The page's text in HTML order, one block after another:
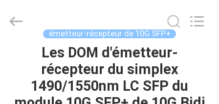
MAISON
PRODUITS
Technology
Co.,Ltd.
émetteur-récepteur de 10G SFP+
Les DOM d'émetteur-
récepteur du simplex
1490/1550nm LC SFP du